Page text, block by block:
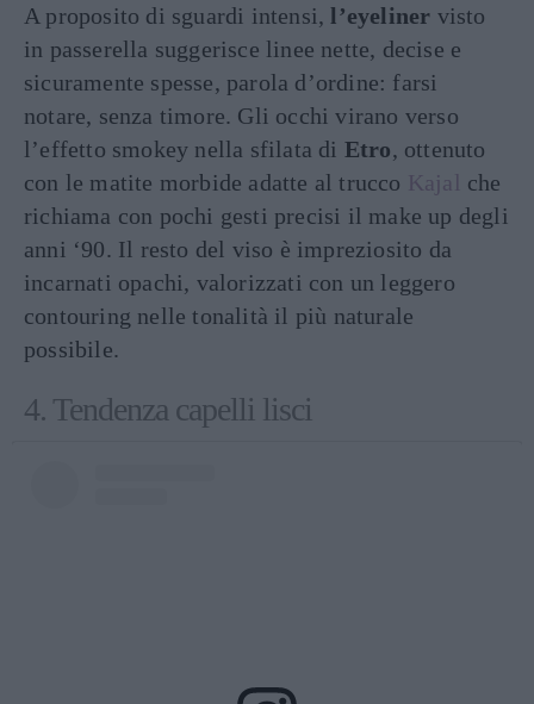
A proposito di sguardi intensi, l’eyeliner visto
in passerella suggerisce linee nette, decise e
sicuramente spesse, parola d’ordine: farsi
notare, senza timore. Gli occhi virano verso
l’effetto smokey nella sfilata di Etro, ottenuto
con le matite morbide adatte al trucco Kajal che
richiama con pochi gesti precisi il make up degli
anni ‘90. Il resto del viso è impreziosito da
incarnati opachi, valorizzati con un leggero
contouring nelle tonalità il più naturale
possibile.
4. Tendenza capelli lisci